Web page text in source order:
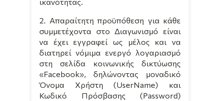
2. Απαραίτητη προϋπόθεση για κάθε
συμμετέχοντα στο Διαγωνισμό είναι
να έχει εγγραφεί ως μέλος και να
διατηρεί νόμιμα ενεργό λογαριασμό
στη σελίδα κοινωνικής δικτύωσης
«Facebook», δηλώνοντας μοναδικό
Όνομα Χρήστη (UserName) και
Κωδικό Πρόσβασης (Password)